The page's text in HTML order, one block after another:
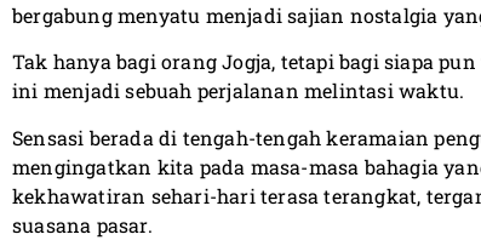
bergabung menyatu menjadi sajian nostalgia
Tak hanya bagi orang Jogja, tetapi bagi siapa
ini menjadi sebuah perjalanan melintasi waktu.
Sensasi berada di tengah-tengah keramaian
mengingatkan kita pada masa-masa bahagia
kekhawatiran sehari-hari terasa terangkat,
suasana pasar.